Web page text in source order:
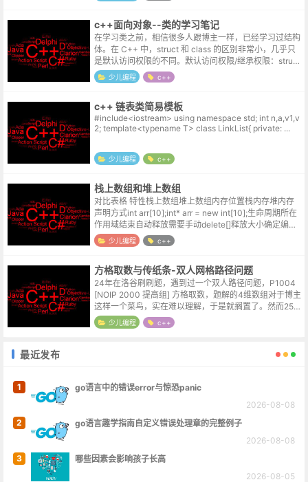
c++面向对象--类的学习笔记
在学习类之前，相信很多人跟博主一样，已经学习过结构
体。在 C++ 中，struct 和 class 的区别非常小，几乎只
是默认访问权限的不同。默认访问权限/继承权限：struct
的默认成员访问权限和默认继承方式都是 public。c...
少儿编程 c++
c++ 链表类简易模板
#include<iostream> using namespace std; int n,a,v1,v
2; template<typename T> class LinkList{ private: ...
少儿编程 c++
栈上数组和堆上数组
对比表格 特性栈上数组堆上数组内存位置栈内存堆内存
声明方式int arr[10];int* arr = new int[10];生命周期所在
作用域结束自动释放需要手动delete[]释放大小确定编译
时确定（必须是常量）运行时确定（可以...
少儿编程 c++
方格取数与传纸条-双人网格路径问题
24年在洛谷刷刷题，遇到过一个双人路径问题，P1004
[NOIP 2000 提高组] 方格取数，题解的4维数组对于博主
这样一个菜鸟，实在难以理解，于是就搁置了。然而25年
的时候又遇到了P1006 [NOIP 2008 提高组] 传纸...
少儿编程 c++
最近发布
1
go语言中的错误error与惊恐panic
2026-08-08
2
go语言趣学指南自定义错误处理章的完整例子
2026-08-08
3
哪些因素会影响孩子长高
2026-08-05